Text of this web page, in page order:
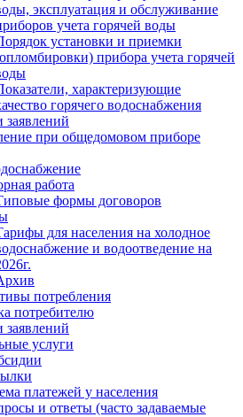
эксплуатация и обслуживание
учета горячей воды
установки и приемки
прибора учета горячей
характеризующие
горячего водоснабжения
заявлений
при общедомовом приборе
работа
формы договоров
для населения на холодное
и водоотведение на
потребления
потребителю
заявлений
услуги
платежей у населения
и ответы (часто задаваемые